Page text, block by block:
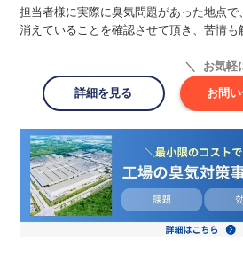
担当者様に実際に臭気問題があった地点
消えていることを確認させて頂き、苦情も
＼ お気軽
詳細を見る
お問